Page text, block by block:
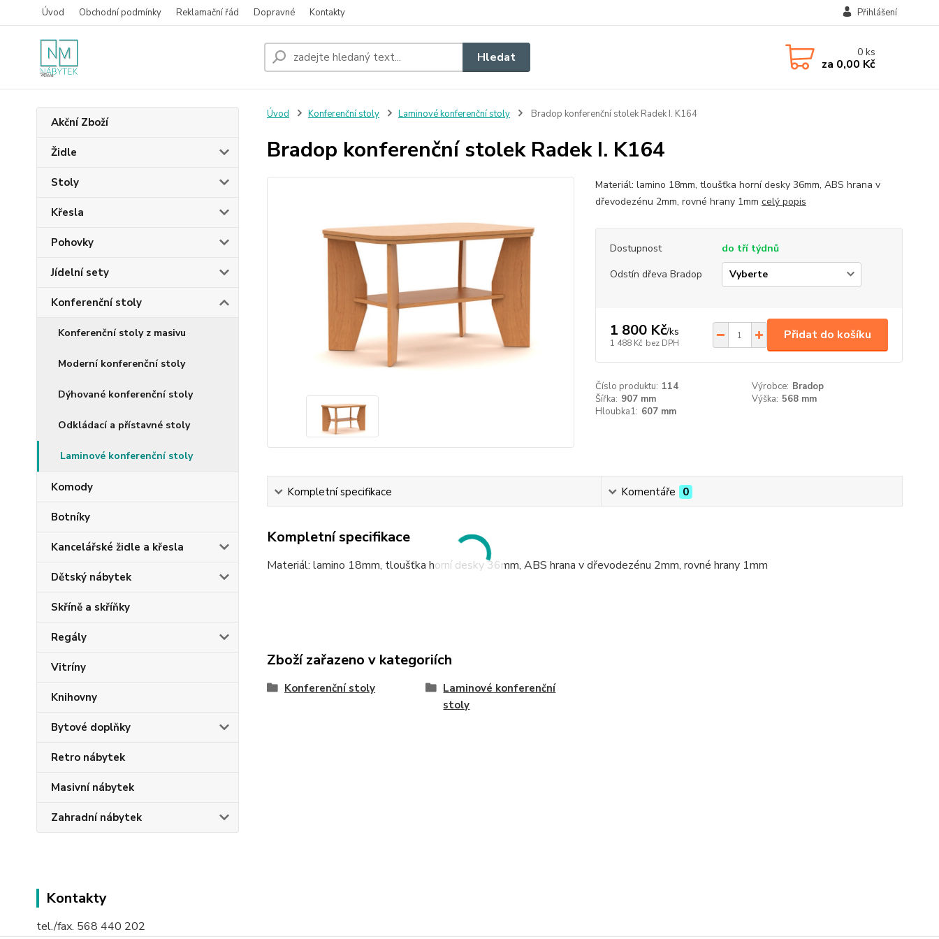
Úvod Obchodní podmínky Reklamační řád Dopravné Kontakty Přihlášení
Hledat 0ks
za 0,00 Kč
Akční Zboží
Židle
Stoly
Křesla
Pohovky
Jídelní sety
Konferenční stoly
Konferenční stoly z masivu
Moderní konferenční stoly
Dýhované konferenční stoly
Odkládací a přístavné stoly
Laminové konferenční stoly
Komody
Botníky
Kancelářské židle a křesla
Dětský nábytek
Skříně a skříňky
Regály
Vitríny
Knihovny
Bytové doplňky
Retro nábytek
Masivní nábytek
Zahradní nábytek
Kontakty
tel./fax. 568 440 202
Úvod Konferenční stoly Laminové konferenční stoly Bradop konferenční stolek Radek I. K164
Bradop konferenční stolek Radek I. K164
Materiál: lamino 18mm, tloušťka horní desky 36mm, ABS hrana v
dřevodezénu 2mm, rovné hrany 1mm celý popis
Dostupnost
do tří týdnů
Odstín dřeva Bradop
1 800 Kč/ks
1 488 Kč bez DPH
Přidat do košíku
Číslo produktu: 114 Výrobce: Bradop
Šířka: 907 mm Výška: 568 mm
Hloubka1: 607 mm
Kompletní specifikace Komentáře 0
Kompletní specifikace
Materiál: lamino 18mm, tloušťka horní desky 36mm, ABS hrana v dřevodezénu 2mm, rovné hrany 1mm
Zboží zařazeno v kategoriích
Konferenční stoly
Laminové konferenční
stoly